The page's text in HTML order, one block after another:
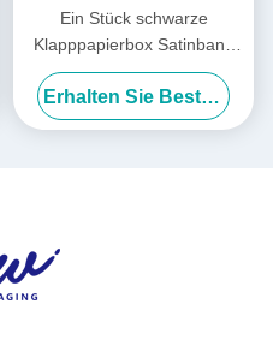
Ein Stück schwarze
Klapppapierbox Satinband
Luxus weiße Klappboxen
Erhalten Sie Besten Preis